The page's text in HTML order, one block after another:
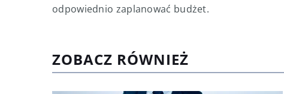
odpowiednio zaplanować budżet.
ZOBACZ RÓWNIEŻ